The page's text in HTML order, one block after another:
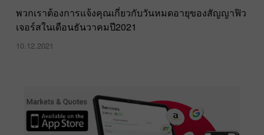
พวกเราต้องการแจ้งคุณเกี่ยวกับวันหมดอายุของสัญญาฟิว
เจอร์สในเดือนธันวาคมปี2021
10.12.2021